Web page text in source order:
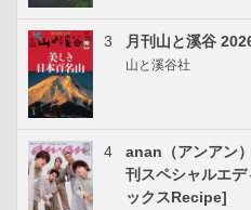
3 月刊山と溪谷
山と溪谷社
4
anan（アンアン
刊スペシャルエ
ックスRecipe]